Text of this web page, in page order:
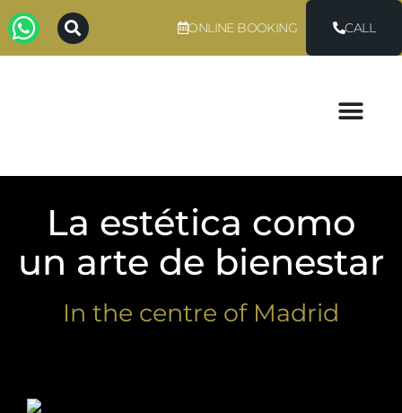
ONLINE BOOKING CALL
La estética como
un arte de bienestar
In the centre of Madrid